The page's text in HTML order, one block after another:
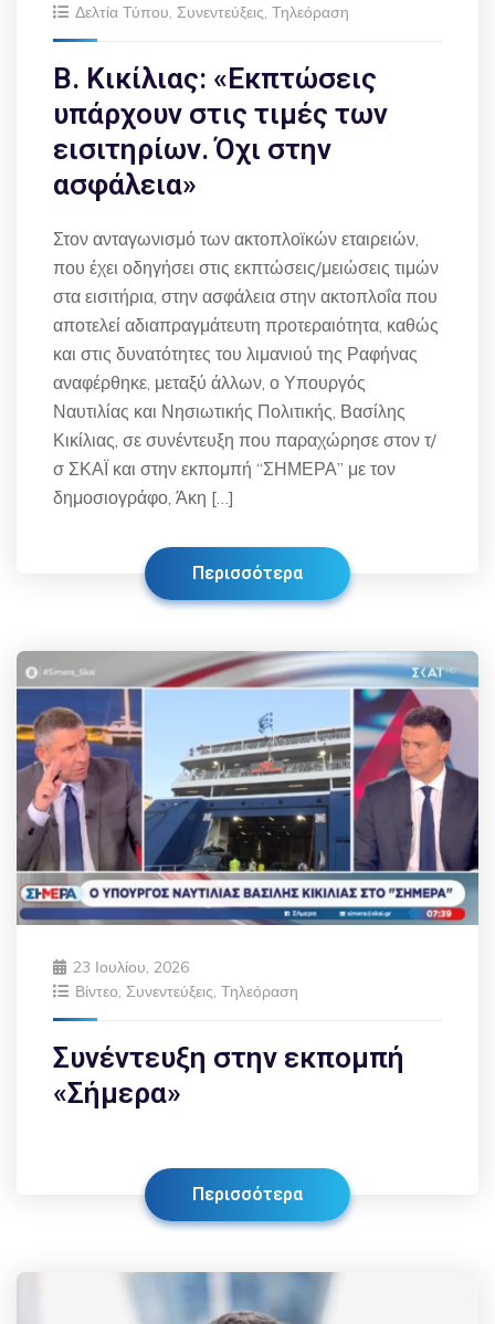
Δελτία Τύπου, Συνεντεύξεις, Τηλεόραση
Β. Κικίλιας: «Εκπτώσεις
υπάρχουν στις τιμές των
εισιτηρίων. Όχι στην
ασφάλεια»
Στον ανταγωνισμό των ακτοπλοϊκών εταιρειών,
που έχει οδηγήσει στις εκπτώσεις/μειώσεις τιμών
στα εισιτήρια, στην ασφάλεια στην ακτοπλοΐα που
αποτελεί αδιαπραγμάτευτη προτεραιότητα, καθώς
και στις δυνατότητες του λιμανιού της Ραφήνας
αναφέρθηκε, μεταξύ άλλων, ο Υπουργός
Ναυτιλίας και Νησιωτικής Πολιτικής, Βασίλης
Κικίλιας, σε συνέντευξη που παραχώρησε στον τ/
σ ΣΚΑΪ και στην εκπομπή “ΣΗΜΕΡΑ” με τον
δημοσιογράφο, Άκη […]
Περισσότερα
23 Ιουλίου, 2026
Βίντεο Συνεντεύξεις Τηλεόραση
Συνέντευξη στην εκπομπή
«Σήμερα»
Περισσότερα